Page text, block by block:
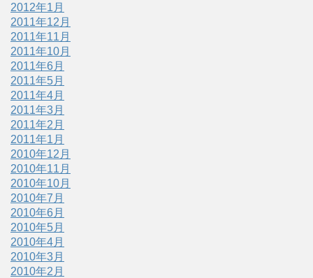
2012年1月
2011年12月
2011年11月
2011年10月
2011年6月
2011年5月
2011年4月
2011年3月
2011年2月
2011年1月
2010年12月
2010年11月
2010年10月
2010年7月
2010年6月
2010年5月
2010年4月
2010年3月
2010年2月